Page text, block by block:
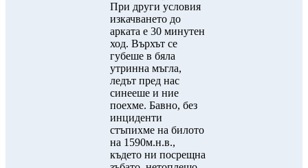
При други условия
изкачването до
арката е 30 минутен
ход. Върхът се
губеше в бяла
утринна мъгла,
ледът пред нас
синееше и ние
поехме. Бавно, без
инциденти
стъпихме на билото
на 1590м.н.в.,
където ни посрещна